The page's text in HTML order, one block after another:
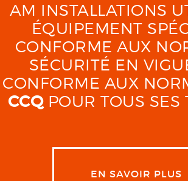
AM INSTALLATIONS
ÉQUIPEMENT
CONFORME AUX
SÉCURITÉ EN
CONFORME AUX
CCQPOUR TOUS SES
EN SAVOIR PLUS